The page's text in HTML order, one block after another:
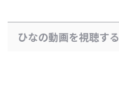
ひなの動画を視聴する